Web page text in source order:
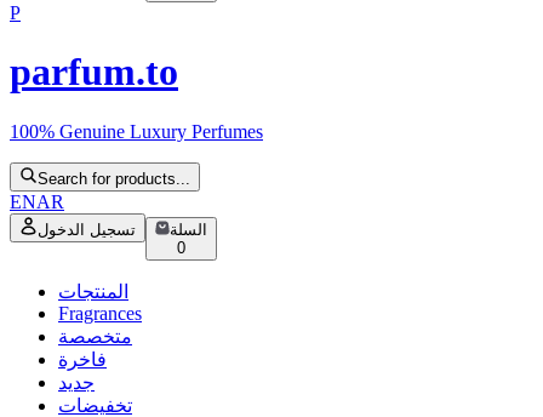
P
parfum.to
100% Genuine Luxury Perfumes
Search for products...
ENAR
تسجيل الدخول
السلة
0
المنتجات
Fragrances
متخصصة
فاخرة
جديد
تخفيضات